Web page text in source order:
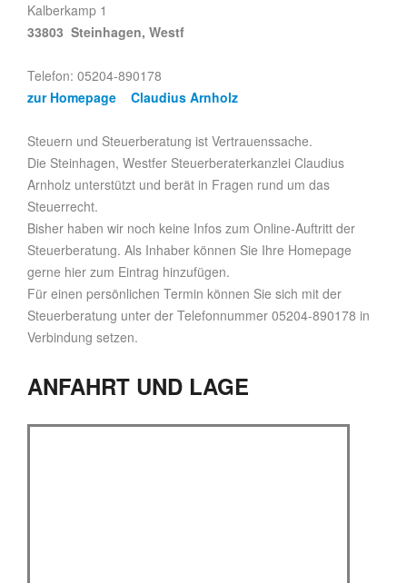
Kalberkamp 1
33803 Steinhagen, Westf
Telefon: 05204-890178
zur Homepage Claudius Arnholz
Steuern und Steuerberatung ist Vertrauenssache.
Die Steinhagen, Westfer Steuerberaterkanzlei Claudius
Arnholz unterstützt und berät in Fragen rund um das
Steuerrecht.
Bisher haben wir noch keine Infos zum Online-Auftritt der
Steuerberatung. Als Inhaber können Sie Ihre Homepage
gerne hier zum Eintrag hinzufügen.
Für einen persönlichen Termin können Sie sich mit der
Steuerberatung unter der Telefonnummer 05204-890178 in
Verbindung setzen.
ANFAHRT UND LAGE